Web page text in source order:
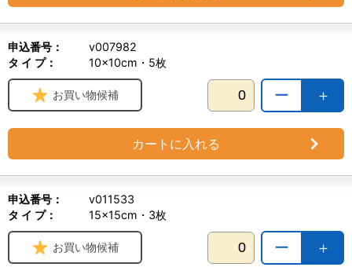
申込番号：
v007982
タ イ プ：
10×10cm・5枚
＋
ー
お買い物候補
カートに入れる
申込番号：
v011533
タ イ プ：
15×15cm・3枚
＋
ー
お買い物候補